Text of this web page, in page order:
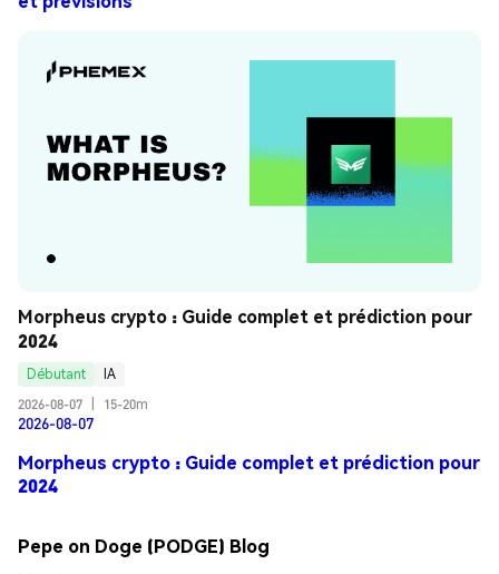
Morpheus crypto : Guide complet et prédiction pour
2024
Débutant
IA
2026-08-07
15-20m
2026-08-07
Morpheus crypto : Guide complet et prédiction pour
2024
Pepe on Doge (PODGE) Blog